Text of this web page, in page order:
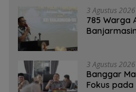
3 Agustus 2026
785 Warga
3 Agustus 2026
‎Banggar
Fokus